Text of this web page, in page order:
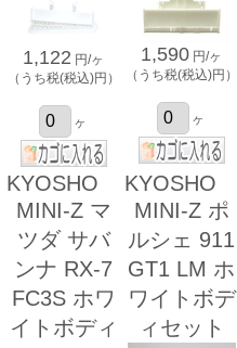
1,122 円/ヶ
（うち税(税込)円）
ヶ
1,590 円/ヶ
（うち税(税込)円）
ヶ
KYOSHO
MINI-Z マ
ツダ サバ
ンナ RX-7
FC3S ホワ
イトボディ
KYOSHO
MINI-Z ポ
ルシェ 911
GT1 LM ホ
ワイトボデ
ィセット